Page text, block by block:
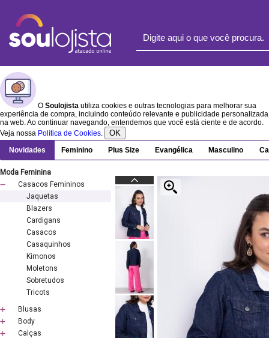
O Soulojista utiliza cookies e outras tecnologias para melhorar sua
experiência de compra, incluindo conteúdo relevante e publicidade personalizada
na web. Ao continuar navegando, entendemos que você está ciente e de acordo.
Veja nossa Política de Cookies. OK
Novidades Feminino Plus Size Evangélica Masculino
Moda Feminina
Casacos Femininos
Jaquetas
Blazers
Cardigans
Casacos
Casaquinhos
Kimonos
Moletons
Sobretudos
Tricots
Blusas
Body
Calças